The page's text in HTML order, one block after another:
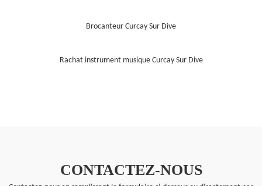
Brocanteur Curcay Sur Dive
Rachat instrument musique Curcay Sur Dive
CONTACTEZ-NOUS